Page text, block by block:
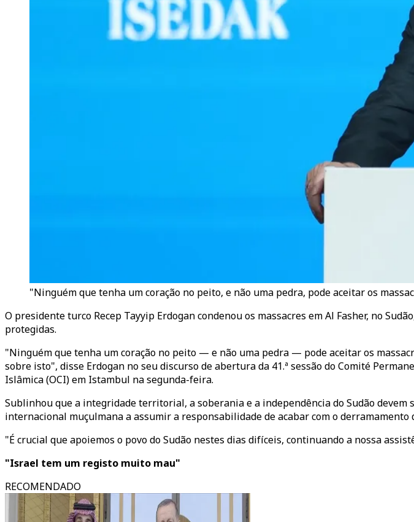
"Ninguém que tenha um coração no peito, e não uma pedra, pode aceitar os
O presidente turco Recep Tayyip Erdogan condenou os massacres em Al Fasher, no
protegidas.
"Ninguém que tenha um coração no peito — e não uma pedra — pode aceitar os
sobre isto", disse Erdogan no seu discurso de abertura da 41.ª sessão do Comité
Islâmica (OCI) em Istambul na segunda-feira.
Sublinhou que a integridade territorial, a soberania e a independência do Sudão
internacional muçulmana a assumir a responsabilidade de acabar com o derramamento
"É crucial que apoiemos o povo do Sudão nestes dias difíceis, continuando a nossa
"Israel tem um registo muito mau"
RECOMENDADO